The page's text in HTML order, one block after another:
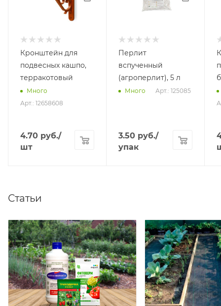
Кронштейн для
подвесных кашпо,
терракотовый
Много
Арт.: 12658608
4.70 руб./
шт
Перлит
вспученный
(агроперлит), 5 л
Много Арт.: 125085
3.50 руб./
упак
Статьи